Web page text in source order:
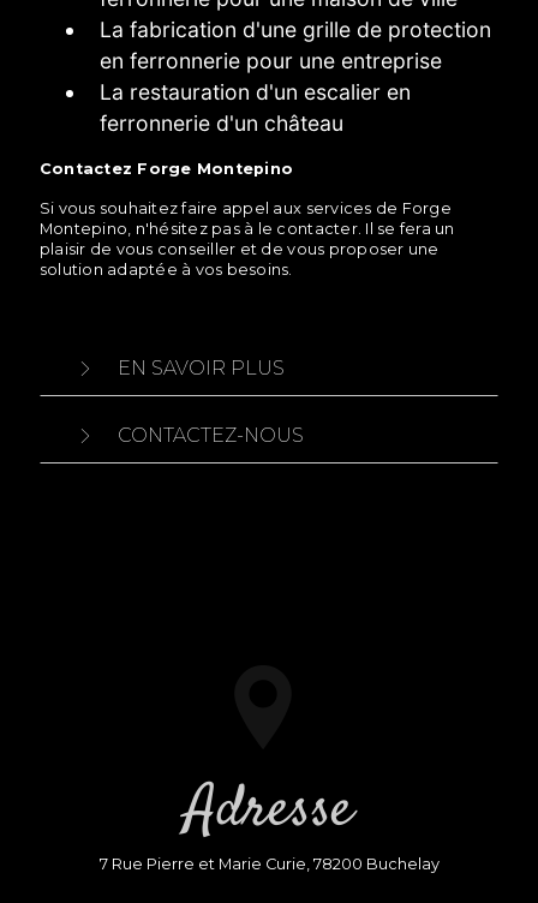
La fabrication d'une grille de protection
en ferronnerie pour une entreprise
La restauration d'un escalier en
ferronnerie d'un château
Contactez Forge Montepino
Si vous souhaitez faire appel aux services de Forge
Montepino, n'hésitez pas à le contacter. Il se fera un
plaisir de vous conseiller et de vous proposer une
solution adaptée à vos besoins.
EN SAVOIR PLUS
CONTACTEZ-NOUS
Adresse
7 Rue Pierre et Marie Curie, 78200 Buchelay